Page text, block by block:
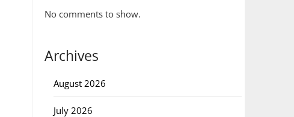
No comments to show.
Archives
August 2026
July 2026